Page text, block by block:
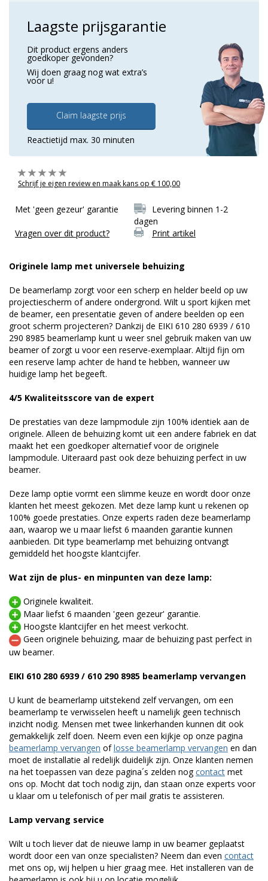
Laagste prijsgarantie
Dit product ergens anders
goedkoper gevonden?
Wij doen graag nog wat extra’s
voor u!
Claim laagste prijs
Reactietijd max. 30 minuten
Schrijf je eigen review en maak kans op € 100,00
Met 'geen gezeur' garantie
Levering binnen 1-2
dagen
Vragen over dit product?
Print artikel
Originele lamp met universele behuizing
De beamerlamp zorgt voor een scherp en helder beeld op uw
projectiescherm of andere ondergrond. Wilt u sport kijken met
de beamer, een presentatie geven of andere beelden op een
groot scherm projecteren? Dankzij de EIKI 610 280 6939 / 610
290 8985 beamerlamp kunt u weer snel gebruik maken van uw
beamer of zorgt u voor een reserve-exemplaar. Altijd fijn om
een reserve lamp achter de hand te hebben, wanneer uw
huidige lamp het begeeft.
4/5 Kwaliteitsscore van de expert
De prestaties van deze lampmodule zijn 100% identiek aan de
originele. Alleen de behuizing komt uit een andere fabriek en dat
maakt het een goedkoper alternatief voor de originele
lampmodule. Uiteraard past ook deze behuizing perfect in uw
beamer.
Deze lamp optie vormt een slimme keuze en wordt door onze
klanten het meest gekozen. Met deze lamp kunt u rekenen op
100% goede prestaties. Onze experts raden deze beamerlamp
aan, waarop we u maar liefst 6 maanden garantie kunnen
aanbieden. Dit type beamerlamp met behuizing ontvangt
gemiddeld het hoogste klantcijfer.
Wat zijn de plus- en minpunten van deze lamp:
Originele kwaliteit.
Maar liefst 6 maanden 'geen gezeur' garantie.
Hoogste klantcijfer en het meest verkocht.
Geen originele behuizing, maar de behuizing past perfect in
uw beamer.
EIKI 610 280 6939 / 610 290 8985 beamerlamp vervangen
U kunt de beamerlamp uitstekend zelf vervangen, om een
beamerlamp te verwisselen heeft u namelijk geen technisch
inzicht nodig. Mensen met twee linkerhanden kunnen dit ook
gemakkelijk zelf doen. Neem even een kijkje op onze pagina
beamerlamp vervangen oflosse beamerlamp vervangen en dan
moet de installatie al redelijk duidelijk zijn. Onze klanten nemen
na het toepassen van deze pagina´s zelden nogcontact met
ons op. Mocht dat toch nodig zijn, dan staan onze experts voor
u klaar om u telefonisch of per mail gratis te assisteren.
Lamp vervang service
Wilt u toch liever dat de nieuwe lamp in uw beamer geplaatst
wordt door een van onze specialisten? Neem dan even contact
met ons op, wij helpen u hier graag mee. Het installeren van de